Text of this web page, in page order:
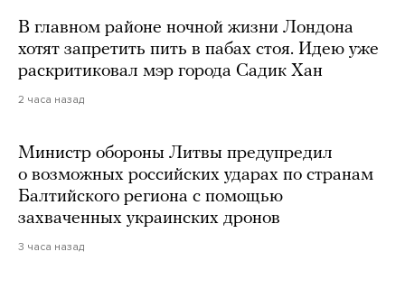
В главном районе ночной жизни Лондона
хотят запретить пить в пабах стоя. Идею уже
раскритиковал мэр города Садик Хан
2 часа назад
Министр обороны Литвы предупредил
о возможных российских ударах по странам
Балтийского региона с помощью
захваченных украинских дронов
3 часа назад